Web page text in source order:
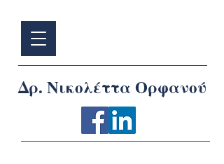
Δρ. Νικολέττα Ορφανού